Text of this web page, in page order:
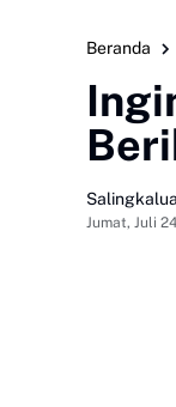
Beranda
Jumat, Juli